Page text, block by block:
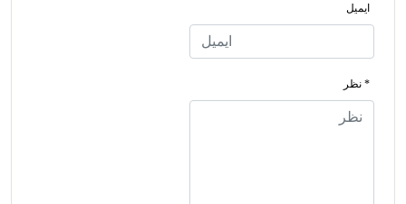
ایمیل
* نظر